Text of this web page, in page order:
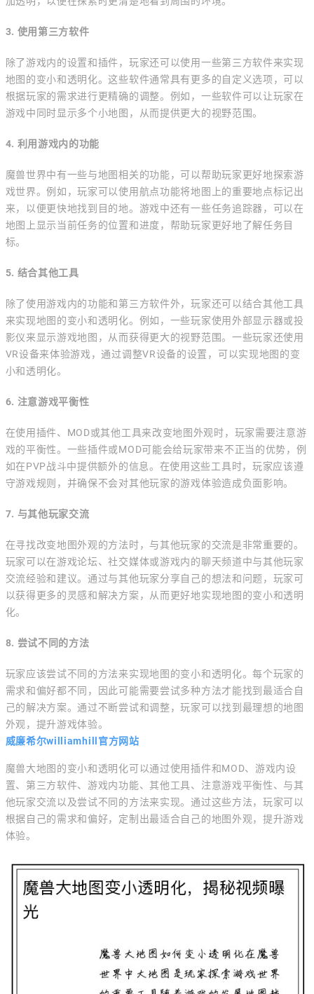
3. 使用第三方软件
除了游戏内的设置和插件，玩家还可以使用一些第三方软件来实现
地图的变小和透明化。这些软件通常具有更多的自定义选项，可以
根据玩家的需求进行更精确的调整。例如，一些软件可以让玩家在
游戏中同时显示多个小地图，从而提供更大的视野范围。
4. 利用游戏内的功能
魔兽世界中有一些与地图相关的功能，可以帮助玩家更好地探索游
戏世界。例如，玩家可以使用航点功能将地图上的重要地点标记出
来，以便更快地找到目的地。游戏中还有一些任务追踪器，可以在
地图上显示当前任务的位置和进度，帮助玩家更好地了解任务目
标。
5. 结合其他工具
除了使用游戏内的功能和第三方软件外，玩家还可以结合其他工具
来实现地图的变小和透明化。例如，一些玩家使用外部显示器或投
影仪来显示游戏地图，从而获得更大的视野范围。一些玩家还使用
VR设备来体验游戏，通过调整VR设备的设置，可以实现地图的变
小和透明化。
6. 注意游戏平衡性
在使用插件、MOD或其他工具来改变地图外观时，玩家需要注意游
戏的平衡性。一些插件或MOD可能会给玩家带来不正当的优势，例
如在PVP战斗中提供额外的信息。在使用这些工具时，玩家应该遵
守游戏规则，并确保不会对其他玩家的游戏体验造成负面影响。
7. 与其他玩家交流
在寻找改变地图外观的方法时，与其他玩家的交流是非常重要的。
玩家可以在游戏论坛、社交媒体或游戏内的聊天频道中与其他玩家
交流经验和建议。通过与其他玩家分享自己的想法和问题，玩家可
以获得更多的灵感和解决方案，从而更好地实现地图的变小和透明
化。
8. 尝试不同的方法
玩家应该尝试不同的方法来实现地图的变小和透明化。每个玩家的
需求和偏好都不同，因此可能需要尝试多种方法才能找到最适合自
己的解决方案。通过不断尝试和调整，玩家可以找到最理想的地图
外观，提升游戏体验。
威廉希尔williamhill官方网站
魔兽大地图的变小和透明化可以通过使用插件和MOD、游戏内设
置、第三方软件、游戏内功能、其他工具、注意游戏平衡性、与其
他玩家交流以及尝试不同的方法来实现。通过这些方法，玩家可以
根据自己的需求和偏好，定制出最适合自己的地图外观，提升游戏
体验。